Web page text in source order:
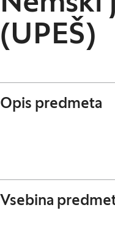
(UPEŠ)
Opis predmeta
Vsebina